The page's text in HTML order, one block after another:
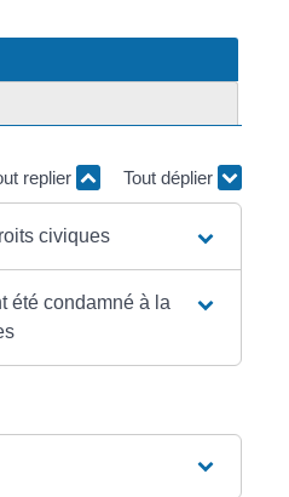
replier Tout déplier
civiques
été condamné à la